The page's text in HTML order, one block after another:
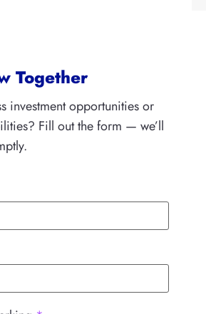
Together
investment opportunities or
Fill out the form — we’ll